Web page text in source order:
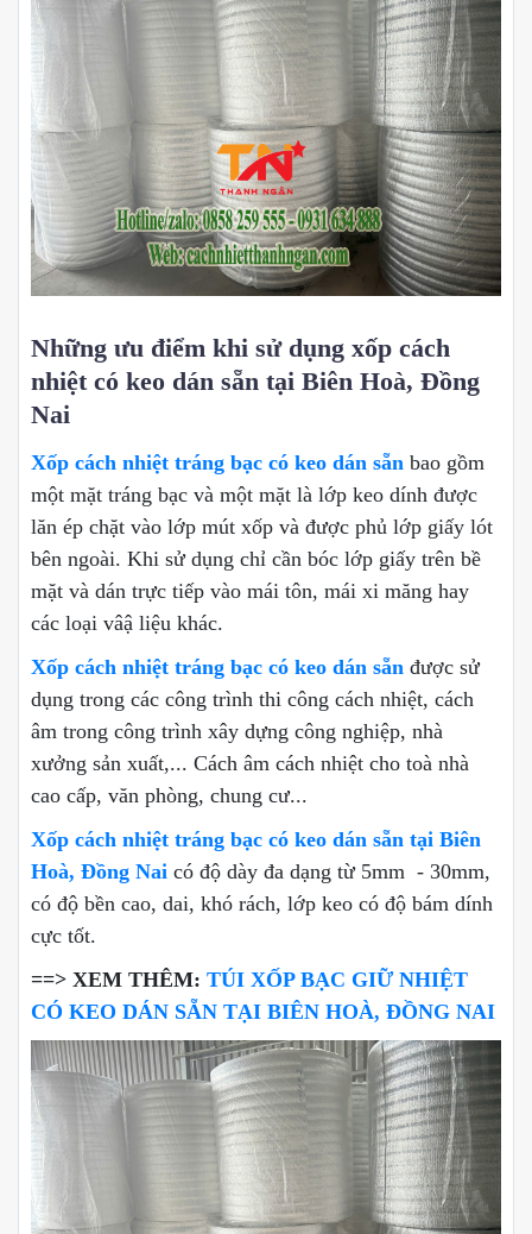
Những ưu điểm khi sử dụng xốp cách
nhiệt có keo dán sẵn tại Biên Hoà, Đồng
Nai
Xốp cách nhiệt tráng bạc có keo dán sẵn bao gồm
một mặt tráng bạc và một mặt là lớp keo dính được
lăn ép chặt vào lớp mút xốp và được phủ lớp giấy lót
bên ngoài. Khi sử dụng chỉ cần bóc lớp giấy trên bề
mặt và dán trực tiếp vào mái tôn, mái xi măng hay
các loại vâậ liệu khác.
Xốp cách nhiệt tráng bạc có keo dán sẵn được sử
dụng trong các công trình thi công cách nhiệt, cách
âm trong công trình xây dựng công nghiệp, nhà
xưởng sản xuất,... Cách âm cách nhiệt cho toà nhà
cao cấp, văn phòng, chung cư...
Xốp cách nhiệt tráng bạc có keo dán sẵn tại Biên
Hoà, Đồng Nai có độ dày đa dạng từ 5mm - 30mm,
có độ bền cao, dai, khó rách, lớp keo có độ bám dính
cực tốt.
==> XEM THÊM: TÚI XỐP BẠC GIỮ NHIỆT
CÓ KEO DÁN SẴN TẠI BIÊN HOÀ, ĐỒNG NAI